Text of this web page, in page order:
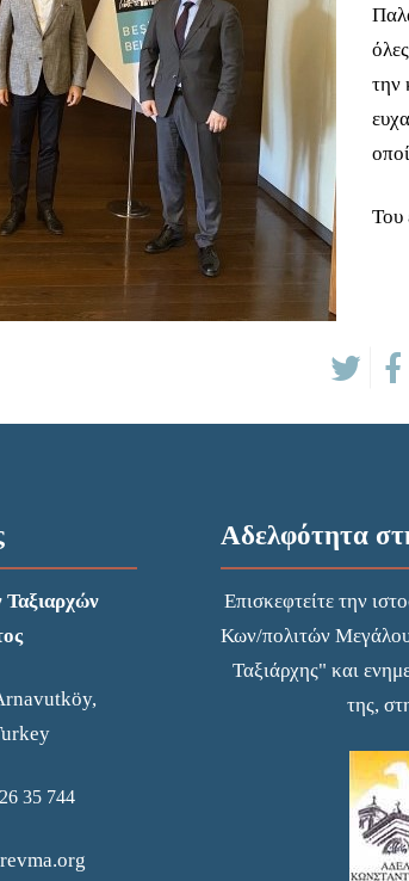
την
Του
35 744
Αδελφότητα
Επισκεφτείτε την
Κων/πολιτών
Ταξιάρχης" και
της,